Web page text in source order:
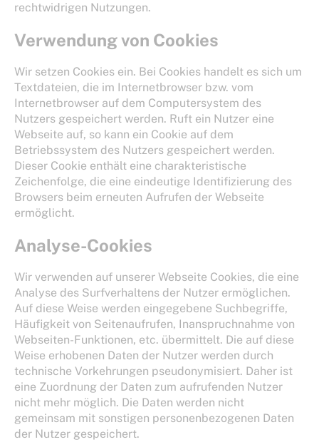
rechtwidrigen Nutzungen.
Verwendung von Cookies
Wir setzen Cookies ein. Bei Cookies handelt es sich um
Textdateien, die im Internetbrowser bzw. vom
Internetbrowser auf dem Computersystem des
Nutzers gespeichert werden. Ruft ein Nutzer eine
Webseite auf, so kann ein Cookie auf dem
Betriebssystem des Nutzers gespeichert werden.
Dieser Cookie enthält eine charakteristische
Zeichenfolge, die eine eindeutige Identifizierung des
Browsers beim erneuten Aufrufen der Webseite
ermöglicht.
Analyse-Cookies
Wir verwenden auf unserer Webseite Cookies, die eine
Analyse des Surfverhaltens der Nutzer ermöglichen.
Auf diese Weise werden eingegebene Suchbegriffe,
Häufigkeit von Seitenaufrufen, Inanspruchnahme von
Webseiten-Funktionen, etc. übermittelt. Die auf diese
Weise erhobenen Daten der Nutzer werden durch
technische Vorkehrungen pseudonymisiert. Daher ist
eine Zuordnung der Daten zum aufrufenden Nutzer
nicht mehr möglich. Die Daten werden nicht
gemeinsam mit sonstigen personenbezogenen Daten
der Nutzer gespeichert.